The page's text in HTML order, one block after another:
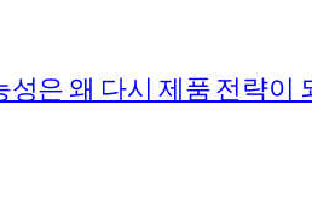
성은 왜 다시 제품 전략이